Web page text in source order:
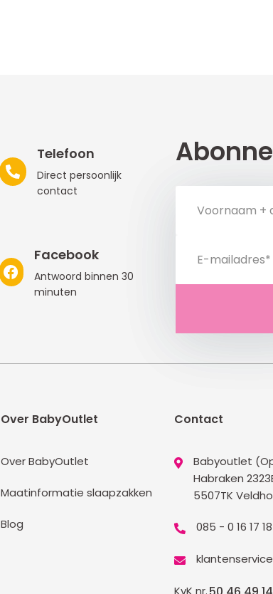
Telefoon
Direct persoonlijk
contact
Facebook
Antwoord binnen 30
minuten
Over BabyOutlet
Over BabyOutlet
Maatinformatie slaapzakken
Blog
Contact
Babyoutlet
Habraken
5507TK
085 - 0 16 17 18
KvK nr.